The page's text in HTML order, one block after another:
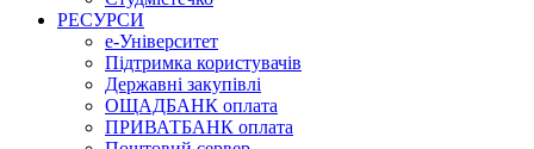
РЕСУРСИ
е-Університет
Підтримка користувачів
Державні закупівлі
ОЩАДБАНК оплата
ПРИВАТБАНК оплата